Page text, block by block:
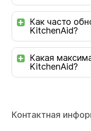
Как часто
KitchenAid?
Какая
KitchenAid?
Контактная